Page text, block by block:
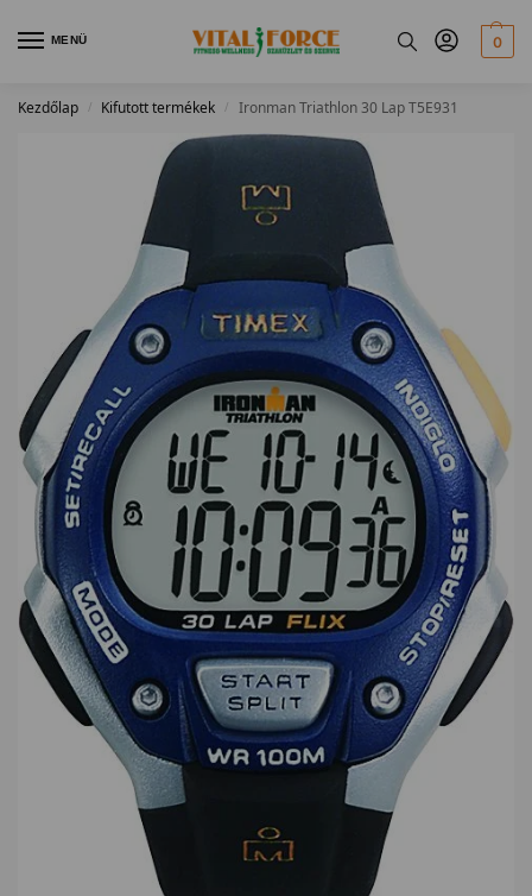
MENÜ 0
Kezdőlap / Kifutott termékek / Ironman Triathlon 30 Lap T5E931